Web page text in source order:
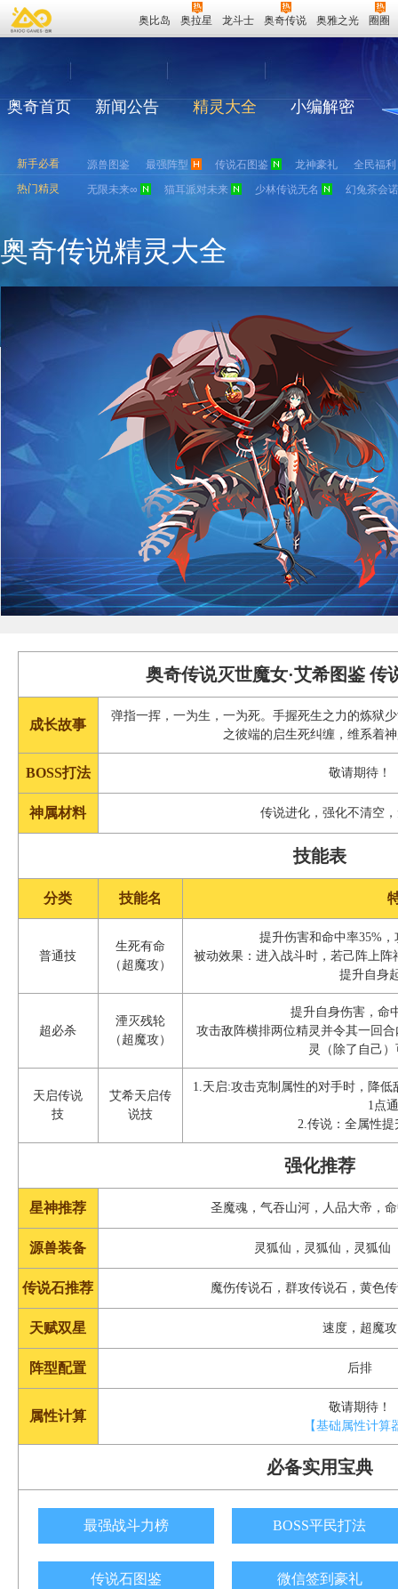
奥比岛 奥拉星 龙斗士 奥奇传说 奥雅之光 圈圈
奥奇首页 新闻公告 精灵大全 小编解密
新手必看 源兽图鉴 最强阵型 传说石图鉴 龙神豪礼
全民福利
热门精灵
无限未来∞ 猫耳派对未来 少林传说无名 幻兔茶会
奥奇传说精灵大全
奥奇传说灭世魔女·艾希图鉴 传
成长故事
弹指一挥，一为生，一为死。手握死生之力的炼狱
之彼端的启生死纠缠，维系着
BOSS打法 敬请期待！
神属材料 传说进化，强化不清空
技能表
分类 技能名
普通技
生死有命
（超魔攻）
提升伤害和命中率35%
被动效果：进入战斗时，若己阵上
提升自身
超必杀
湮灭残轮
（超魔攻）
提升自身伤害，命
攻击敌阵横排两位精灵并令其一回
灵（除了自己
天启传说
技
艾希天启传
说技
1.天启:攻击克制属性的对手时，降
1点
2.传说：全属性提
强化推荐
星神推荐 圣魔魂，气吞山河，人品大帝，
源兽装备 灵狐仙，灵狐仙，灵狐仙
传说石推荐 魔伤传说石，群攻传说石，黄色
天赋双星 速度，超魔攻
阵型配置 后排
属性计算
敬请期待！
【基础属性计算
必备实用宝典
最强战斗力榜 BOSS平民打法
传说石图鉴 微信签到豪礼